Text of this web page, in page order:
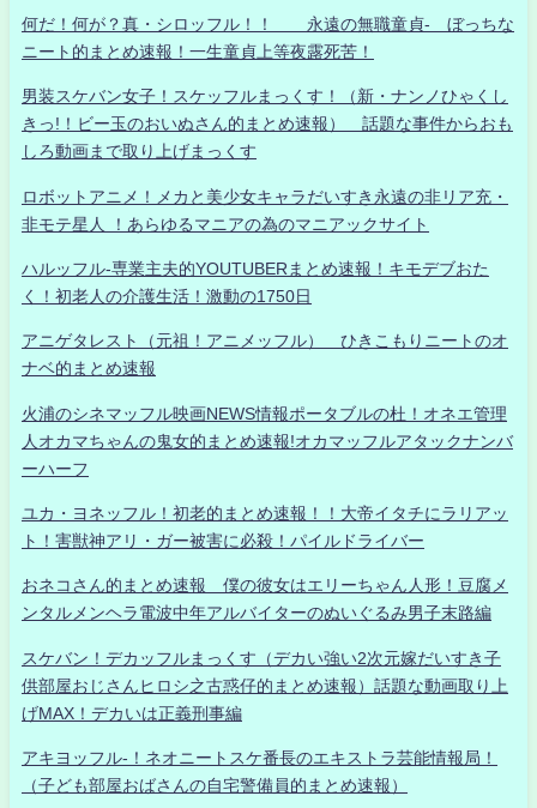
何だ！何が？真・シロッフル！！ 永遠の無職童貞- ぼっちな
ニート的まとめ速報！一生童貞上等夜露死苦！
男装スケバン女子！スケッフルまっくす！（新・ナンノひゃくし
きっ!！ビー玉のおいぬさん的まとめ速報） 話題な事件からおも
しろ動画まで取り上げまっくす
ロボットアニメ！メカと美少女キャラだいすき永遠の非リア充・
非モテ星人 ！あらゆるマニアの為のマニアックサイト
ハルッフル-専業主夫的YOUTUBERまとめ速報！キモデブおた
く！初老人の介護生活！激動の1750日
アニゲタレスト（元祖！アニメッフル） ひきこもりニートのオ
ナベ的まとめ速報
火浦のシネマッフル映画NEWS情報ポータブルの杜！オネエ管理
人オカマちゃんの鬼女的まとめ速報!オカマッフルアタックナンバ
ーハーフ
ユカ・ヨネッフル！初老的まとめ速報！！大帝イタチにラリアッ
ト！害獣神アリ・ガー被害に必殺！パイルドライバー
おネコさん的まとめ速報 僕の彼女はエリーちゃん人形！豆腐メ
ンタルメンヘラ電波中年アルバイターのぬいぐるみ男子末路編
スケバン！デカッフルまっくす（デカい強い2次元嫁だいすき子
供部屋おじさんヒロシ之古惑仔的まとめ速報）話題な動画取り上
げMAX！デカいは正義刑事編
アキヨッフル-！ネオニートスケ番長のエキストラ芸能情報局！
（子ども部屋おばさんの自宅警備員的まとめ速報）